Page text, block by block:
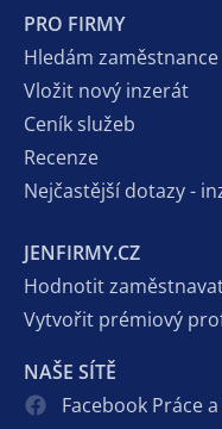
PRO FIRMY
Hledám zaměstnance
Vložit nový inzerát
Ceník služeb
Recenze
Nejčastější dotazy -
JENFIRMY.CZ
Hodnotit
Vytvořit prémiový
NAŠE SÍTĚ
Facebook Práce